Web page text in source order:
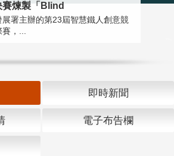
煉製「Blind
署主辦的第23屆智慧鐵人創意競
賽，...
即時新聞
電子布告欄